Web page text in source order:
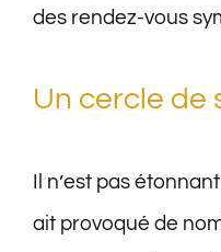
des rendez-vous
Un cercle
Il n’est pas
ait provoqué de